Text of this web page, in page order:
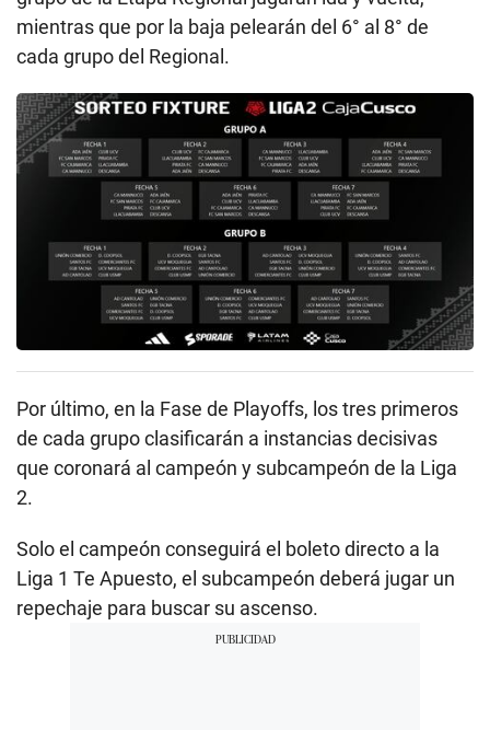
mientras que por la baja pelearán del 6° al 8° de
cada grupo del Regional.
Por último, en la Fase de Playoffs, los tres primeros
de cada grupo clasificarán a instancias decisivas
que coronará al campeón y subcampeón de la Liga
2.
Solo el campeón conseguirá el boleto directo a la
Liga 1 Te Apuesto, el subcampeón deberá jugar un
repechaje para buscar su ascenso.